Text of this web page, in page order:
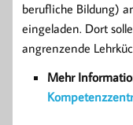
berufliche Bildung)
eingeladen. Dort
angrenzende
Mehr